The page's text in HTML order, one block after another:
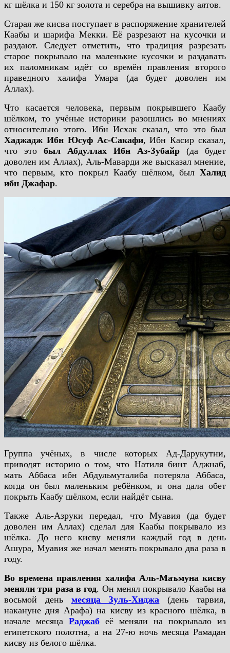
кг шёлка и 150 кг золота и серебра на вышивку аятов.
Старая же кисва поступает в распоряжение хранителей
Каабы и шарифа Мекки. Её разрезают на кусочки и
раздают. Следует отметить, что традиция разрезать
старое покрывало на маленькие кусочки и раздавать
их паломникам идёт со времён правления второго
праведного халифа Умара (да будет доволен им
Аллах).
Что касается человека, первым покрывшего Каабу
шёлком, то учёные историки разошлись во мнениях
относительно этого. Ибн Исхак сказал, что это был
Хаджадж Ибн Юсуф Ас-Сакафи, Ибн Касир сказал,
что это был Абдуллах Ибн Аз-Зубайр (да будет
доволен им Аллах), Аль-Маварди же высказал мнение,
что первым, кто покрыл Каабу шёлком, был Халид
ибн Джафар.
Группа учёных, в числе которых Ад-Дарукутни,
приводят историю о том, что Натиля бинт Аджнаб,
мать Аббаса ибн Абдульмуталиба потеряла Аббаса,
когда он был маленьким ребёнком, и она дала обет
покрыть Каабу шёлком, если найдёт сына.
Также Аль-Азруки передал, что Муавия (да будет
доволен им Аллах) сделал для Каабы покрывало из
шёлка. До него кисву меняли каждый год в день
Ашура, Муавия же начал менять покрывало два раза в
году.
Во времена правления халифа Аль-Маъмуна кисву
меняли три раза в год. Он менял покрывало Каабы на
восьмой день месяца Зуль-Хиджа (день тарвия,
накануне дня Арафа) на кисву из красного шёлка, в
начале месяца Раджаб её меняли на покрывало из
египетского полотна, а на 27-ю ночь месяца Рамадан
кисву из белого шёлка.